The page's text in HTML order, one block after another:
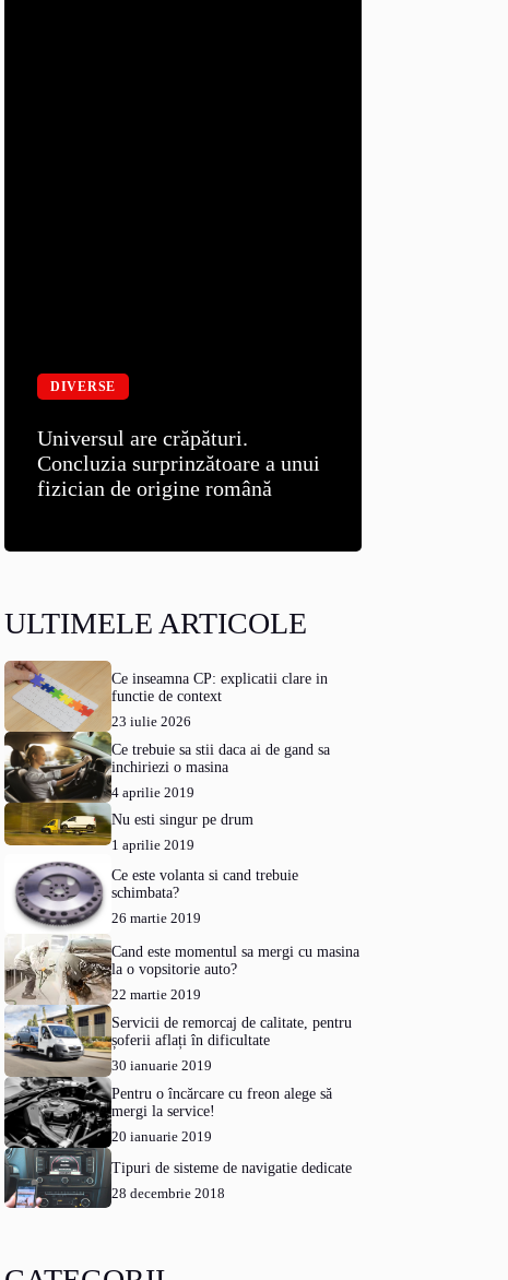
DIVERSE
Universul are crăpături.
Concluzia surprinzătoare a unui
fizician de origine română
ULTIMELE ARTICOLE
Ce inseamna CP: explicatii clare in
functie de context
23 iulie 2026
Ce trebuie sa stii daca ai de gand sa
inchiriezi o masina
4 aprilie 2019
Nu esti singur pe drum
1 aprilie 2019
Ce este volanta si cand trebuie
schimbata?
26 martie 2019
Cand este momentul sa mergi cu masina
la o vopsitorie auto?
22 martie 2019
Servicii de remorcaj de calitate, pentru
șoferii aflați în dificultate
30 ianuarie 2019
Pentru o încărcare cu freon alege să
mergi la service!
20 ianuarie 2019
Tipuri de sisteme de navigatie dedicate
28 decembrie 2018